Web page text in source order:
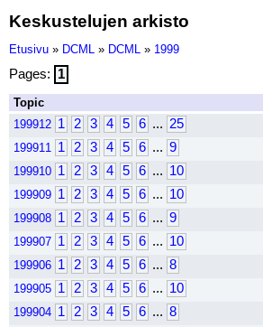
Keskustelujen arkisto
Etusivu » DCML » DCML » 1999
Pages: 1
Topic
199912 1 2 3 4 5 6 ... 25
199911 1 2 3 4 5 6 ... 9
199910 1 2 3 4 5 6 ... 10
199909 1 2 3 4 5 6 ... 10
199908 1 2 3 4 5 6 ... 9
199907 1 2 3 4 5 6 ... 10
199906 1 2 3 4 5 6 ... 8
199905 1 2 3 4 5 6 ... 10
199904 1 2 3 4 5 6 ... 8